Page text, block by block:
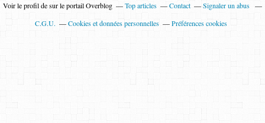
Voir le profil desur le portail Overblog Top articles Contact
Signaler un abus
C.G.U.
Cookies et données personnelles Préférences cookies